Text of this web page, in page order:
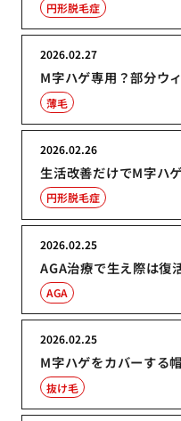
円形脱毛症
M字ハゲ専用？部分ウ
2026.02.27
薄毛
生活改善だけでM字ハ
2026.02.26
円形脱毛症
AGA治療で生え際は復
2026.02.25
AGA
M字ハゲをカバーする
2026.02.25
抜け毛